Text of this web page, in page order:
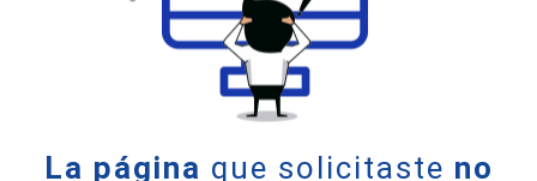
La página que solicitaste no